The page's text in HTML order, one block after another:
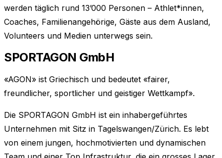
werden täglich rund 13’000 Personen – Athlet*innen,
Coaches, Familienangehörige, Gäste aus dem Ausland,
Volunteers und Medien unterwegs sein.
SPORTAGON GmbH
«AGON» ist Griechisch und bedeutet «fairer,
freundlicher, sportlicher und geistiger Wettkampf».
Die SPORTAGON GmbH ist ein inhabergeführtes
Unternehmen mit Sitz in Tagelswangen/Zürich. Es lebt
von einem jungen, hochmotivierten und dynamischen